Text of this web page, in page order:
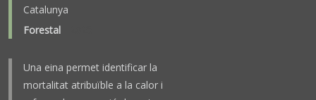
Catalunya
Forestal
Una eina permet identificar la
mortalitat atribuïble a la calor i